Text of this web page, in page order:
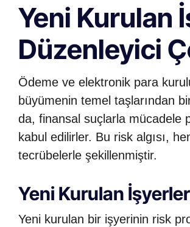
Yeni Kurulan
Düzenleyici
Ödeme ve elektronik para
büyümenin temel taşlarından
da, finansal suçlarla mücadele
kabul edilirler. Bu risk algısı,
tecrübelerle şekillenmiştir.
Yeni Kurulan
Yeni kurulan bir işyerinin risk